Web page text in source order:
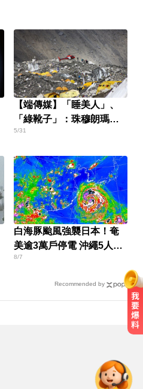
【端傳媒】「睡美人」、
「綠靴子」：珠穆朗瑪的
屍體地標
5/31
白海豚颱風強襲日本！奄
美逾3萬戶停電 沖繩5人受
傷
8/7
Recommended by